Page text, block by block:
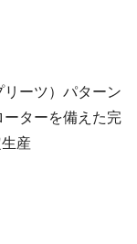
ーツ）パターン
ターを備えた完
産